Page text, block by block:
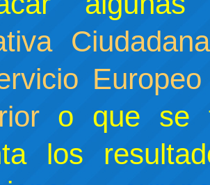
o que se
los